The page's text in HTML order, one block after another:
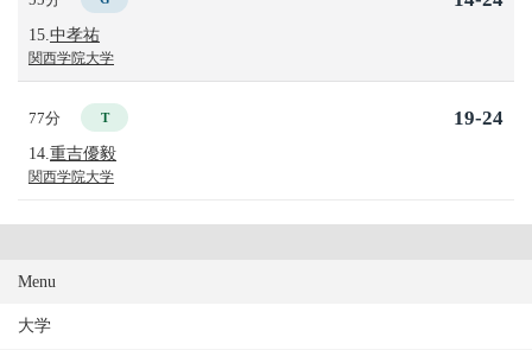
15. 中孝祐
関西学院大学
77分 T
14. 重吉優毅
関西学院大学
19-24
Menu
大学